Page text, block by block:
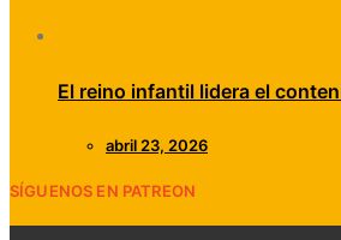
El reino infantil lidera el
abril 23, 2026
SÍGUENOS EN PATREON